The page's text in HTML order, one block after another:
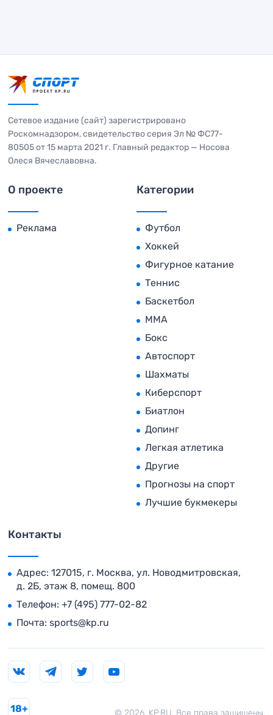
Сетевое издание (сайт) зарегистрировано
Роскомнадзором, свидетельство серия Эл № ФС77-
80505 от 15 марта 2021 г. Главный редактор — Носова
Олеся Вячеславовна.
О проекте
Реклама
Категории
Футбол
Хоккей
Фигурное катание
Теннис
Баскетбол
MMA
Бокс
Автоспорт
Шахматы
Киберспорт
Биатлон
Допинг
Легкая атлетика
Другие
Прогнозы на спорт
Лучшие букмекеры
Контакты
Адрес: 127015, г. Москва, ул. Новодмитровская,
д. 2Б, этаж 8, помещ. 800
Телефон: +7 (495) 777-02-82
Почта: sports@kp.ru
18+